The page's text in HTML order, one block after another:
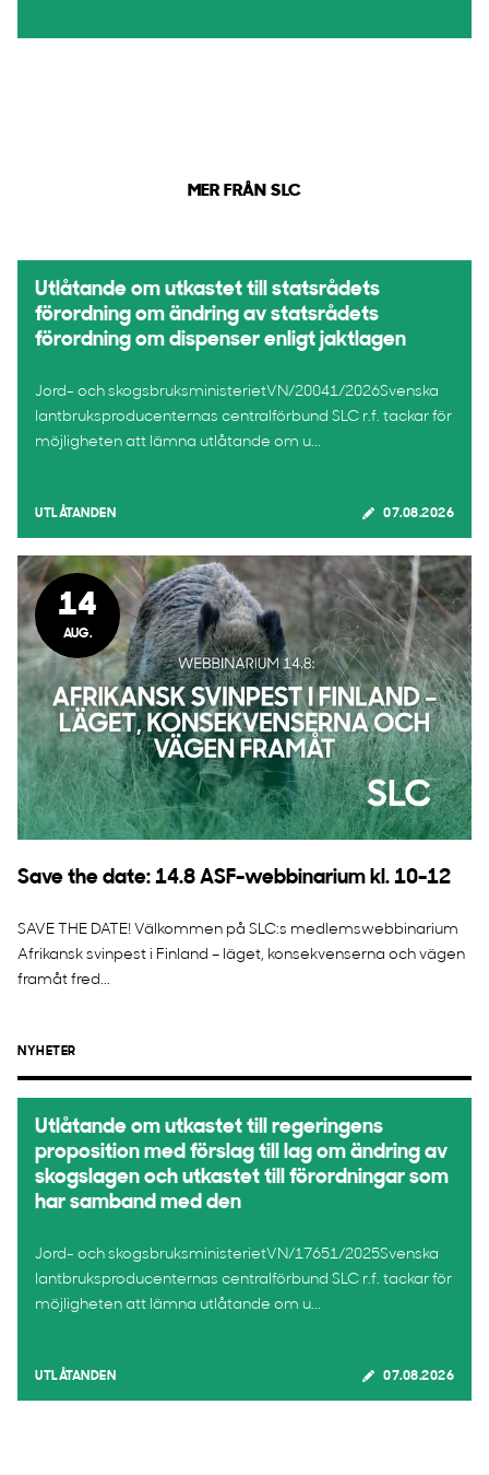
MER FRÅN SLC
Utlåtande om utkastet till statsrådets
förordning om ändring av statsrådets
förordning om dispenser enligt jaktlagen
Jord- och skogsbruksministerietVN/20041/2026Svenska
lantbruksproducenternas centralförbund SLC r.f. tackar för
möjligheten att lämna utlåtande om u...
UTLÅTANDEN 07.08.2026
14
AUG.
Save the date: 14.8 ASF-webbinarium kl. 10-12
SAVE THE DATE! Välkommen på SLC:s medlemswebbinarium
Afrikansk svinpest i Finland – läget, konsekvenserna och vägen
framåt fred...
NYHETER
Utlåtande om utkastet till regeringens
proposition med förslag till lag om ändring av
skogslagen och utkastet till förordningar som
har samband med den
Jord- och skogsbruksministerietVN/17651/2025Svenska
lantbruksproducenternas centralförbund SLC r.f. tackar för
möjligheten att lämna utlåtande om u...
UTLÅTANDEN 07.08.2026